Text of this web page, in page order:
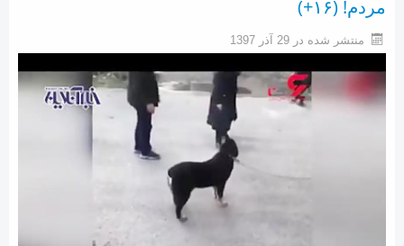
مردم! (۱۶+)
منتشر شده در 29 آذر 1397